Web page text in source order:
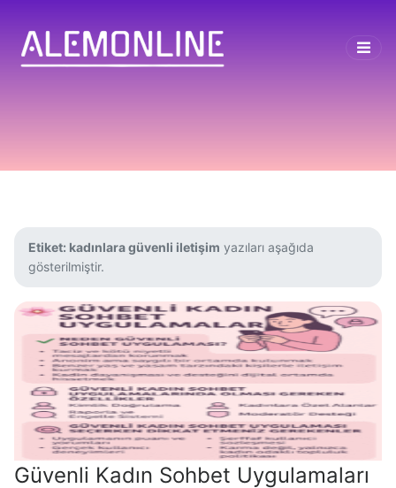
Etiket: kadınlara güvenli iletişim yazıları aşağıda
gösterilmiştir.
Güvenli Kadın Sohbet Uygulamaları